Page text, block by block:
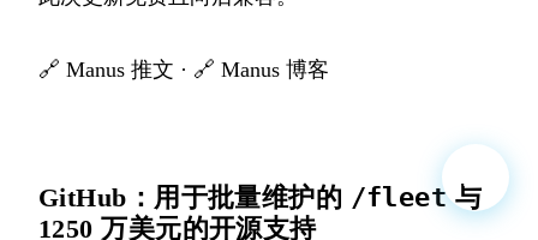
🔗 Manus 推文 · 🔗 Manus 博客
GitHub：用于批量维护的 /fleet与
1250 万美元的开源支持